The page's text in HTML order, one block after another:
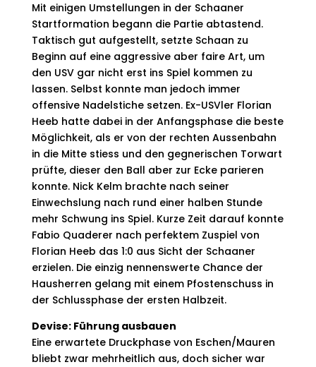
Mit einigen Umstellungen in der Schaaner
Startformation begann die Partie abtastend.
Taktisch gut aufgestellt, setzte Schaan zu
Beginn auf eine aggressive aber faire Art, um
den USV gar nicht erst ins Spiel kommen zu
lassen. Selbst konnte man jedoch immer
offensive Nadelstiche setzen. Ex-USVler Florian
Heeb hatte dabei in der Anfangsphase die beste
Möglichkeit, als er von der rechten Aussenbahn
in die Mitte stiess und den gegnerischen Torwart
prüfte, dieser den Ball aber zur Ecke parieren
konnte. Nick Kelm brachte nach seiner
Einwechslung nach rund einer halben Stunde
mehr Schwung ins Spiel. Kurze Zeit darauf konnte
Fabio Quaderer nach perfektem Zuspiel von
Florian Heeb das 1:0 aus Sicht der Schaaner
erzielen. Die einzig nennenswerte Chance der
Hausherren gelang mit einem Pfostenschuss in
der Schlussphase der ersten Halbzeit.
Devise: Führung ausbauen
Eine erwartete Druckphase von Eschen/Mauren
bliebt zwar mehrheitlich aus, doch sicher war